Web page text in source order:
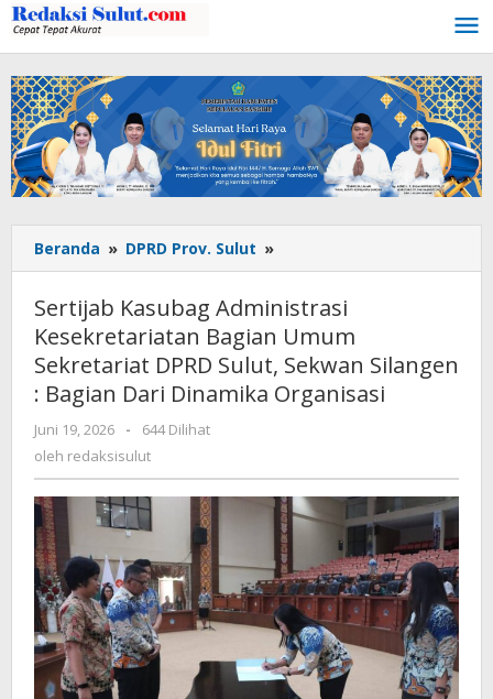
Lewati
ke
konten
Beranda » DPRD Prov. Sulut »
Kasubag
Kesekretariatan
Bagian
Umum
Sekretariat
DPRD
Silangen
:
Bagian
Dari
Dinamika
Organisasi
Sertijab Kasubag Administrasi
Kesekretariatan Bagian Umum
Sekretariat DPRD Sulut, Sekwan Silangen
: Bagian Dari Dinamika Organisasi
Juni 19, 2026
oleh
redaksisulut
-
644 Dilihat
oleh redaksisulut